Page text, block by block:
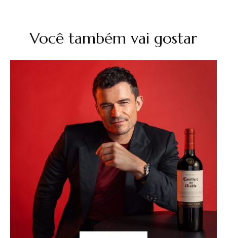
Você também vai gostar